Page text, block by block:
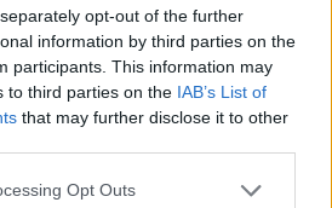
opt-out of the further
information by third parties on the
participants. This information may
to third parties on the IAB’s List of
that may further disclose it to other
Opt Outs